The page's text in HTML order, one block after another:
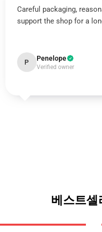
Careful packaging,
support the shop for a
P Penelope
Verified owner
베스트셀